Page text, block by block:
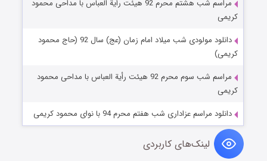
مراسم شب هشتم محرم 92 هیئت رأیة العباس با مداحی محمود
کریمی
دانلود مولودی شب میلاد امام زمان (عج) سال 92 (حاج محمود
کریمی)
مراسم شب سوم محرم 92 هیئت رأیة العباس با مداحی محمود
کریمی
دانلود مراسم عزاداری شب هفتم محرم 94 با نوای محمود کریمی
لینک‌های کاربردی